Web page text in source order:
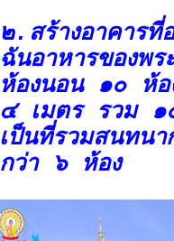
๒.สร้างอาคารที่
ฉันอาหารของพ
ห้องนอน ๑๐ ห้
๔ เมตร รวม ๑
เป็นที่รวมสนทน
กว่า ๖ ห้อง